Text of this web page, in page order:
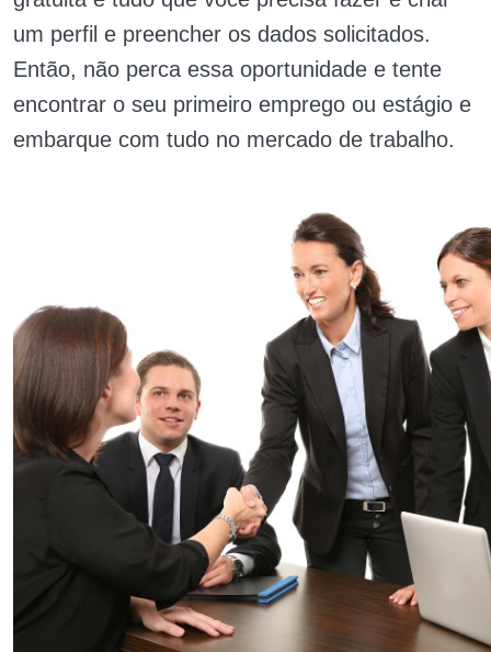
um perfil e preencher os dados solicitados.
Então, não perca essa oportunidade e tente
encontrar o seu primeiro emprego ou estágio e
embarque com tudo no mercado de trabalho.